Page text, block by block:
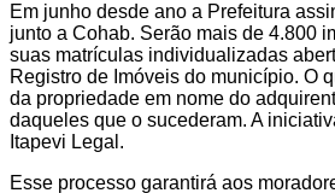
Em junho desde ano a Prefeitura
junto a Cohab. Serão mais de 4.800
suas matrículas individualizadas
Registro de Imóveis do município. O
da propriedade em nome do
daqueles que o sucederam. A
Itapevi Legal.
Esse processo garantirá aos